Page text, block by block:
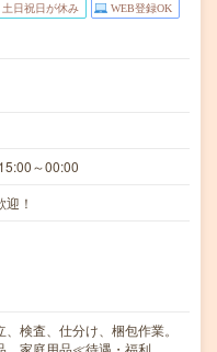
土日祝日が休み WEB登録OK
～00:00
！
検査、仕分け、梱包作業。
、家庭用品≪待遇・福利…